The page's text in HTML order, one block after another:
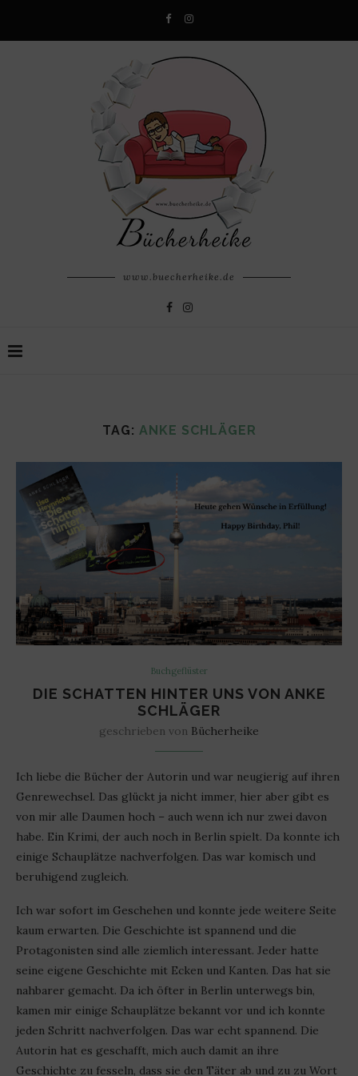
www.buecherheike.de
TAG: ANKE SCHLÄGER
Buchgeflüster
DIE SCHATTEN HINTER UNS VON ANKE
SCHLÄGER
geschrieben von Bücherheike
Ich liebe die Bücher der Autorin und war neugierig auf ihren
Genrewechsel. Das glückt ja nicht immer, hier aber gibt es
von mir alle Daumen hoch – auch wenn ich nur zwei davon
habe. Ein Krimi, der auch noch in Berlin spielt. Da konnte ich
einige Schauplätze nachverfolgen. Das war komisch und
beruhigend zugleich.
Ich war sofort im Geschehen und konnte jede weitere Seite
kaum erwarten. Die Geschichte ist spannend und die
Protagonisten sind alle ziemlich interessant. Jeder hatte
seine eigene Geschichte mit Ecken und Kanten. Das hat sie
nahbarer gemacht. Da ich öfter in Berlin unterwegs bin,
kamen mir einige Schauplätze bekannt vor und ich konnte
jeden Schritt nachverfolgen. Das war echt spannend. Die
Autorin hat es geschafft, mich auch damit an ihre
Geschichte zu fesseln, dass sie den Täter ab und zu zu Wort